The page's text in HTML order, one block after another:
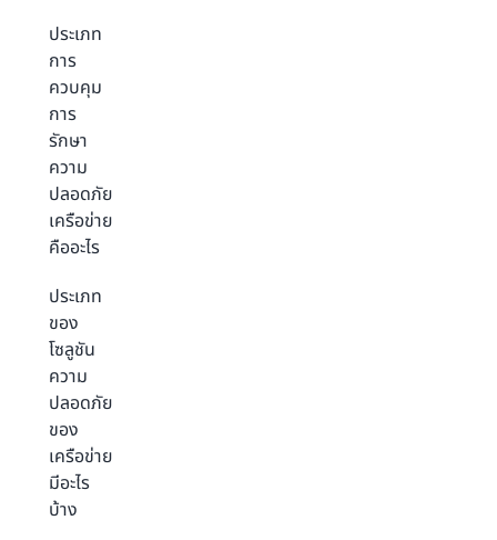
ประเภท
การ
ควบคุม
การ
รักษา
ความ
ปลอดภัย
เครือข่าย
คืออะไร
ประเภท
ของ
โซลูชัน
ความ
ปลอดภัย
ของ
เครือข่าย
มีอะไร
บ้าง